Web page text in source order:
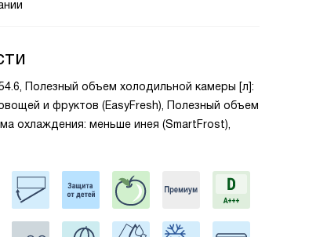
Полезный объем холодильной камеры [л]:
и фруктов (EasyFresh), Полезный объем
охлаждения: меньше инея (SmartFrost),